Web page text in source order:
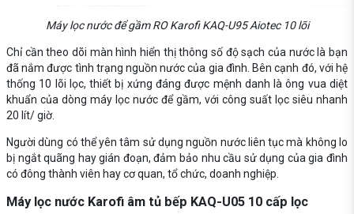
Máy lọc nước để gầm RO Karofi KAQ-U95 Aiotec 10 lõi
Chỉ cần theo dõi màn hình hiển thị thông số độ sạch của nước là bạn
đã nắm được tình trạng nguồn nước của gia đình. Bên cạnh đó, với hệ
thống 10 lõi lọc, thiết bị xứng đáng được mệnh danh là ông vua diệt
khuẩn của dòng máy lọc nước để gầm, với công suất lọc siêu nhanh
20 lít/ giờ.
Người dùng có thể yên tâm sử dụng nguồn nước liên tục mà không lo
bị ngắt quãng hay gián đoạn, đảm bảo nhu cầu sử dụng của gia đình
có đông thành viên hay cơ quan, tổ chức, doanh nghiệp.
Máy lọc nước Karofi âm tủ bếp KAQ-U05 10 cấp lọc